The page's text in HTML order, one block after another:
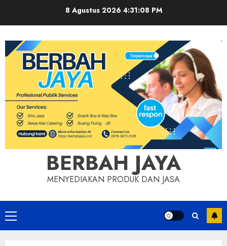
8 Agustus 2026 4:31:08 PM
BERBAH JAYA
MENYEDIAKAN PRODUK DAN JASA
Primary
Menu